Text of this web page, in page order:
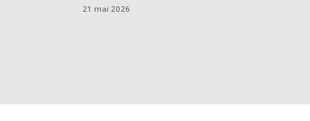
21 mai 2026